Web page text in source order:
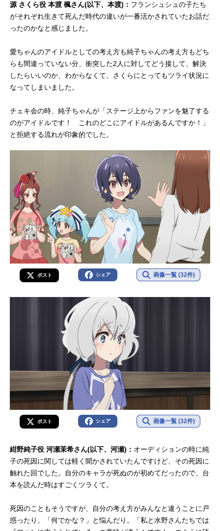
源 さくら役 本渡 楓さん(以下、本渡)： フランシュシュの子たち
がそれぞれ生きて死んだ時代の違いが一番活かされていたお話だ
ったのかなと感じました。
愛ちゃんのアイドルとしての考え方も純子ちゃんの考え方もどち
らも間違っていない分、衝突した2人に対してどう接して、解決
したらいいのか、わからなくて、さくらにとってもツライ状況に
なってしまいました。
チェキ会の時、純子ちゃんが「ステージ上からファンを魅了する
のがアイドルです！ これのどこにアイドルがあるんですか！」
と拒絶する流れが印象的でした。
ポスト シェア 画像一覧 (32件)
ポスト シェア 画像一覧 (32件)
紺野純子役 河瀬茉希さん(以下、河瀬)： オーディションの時に純
子の死因に関しては軽く聞かされていたんですけど、その死因に
触れた回でした。自分のキャラが死ぬのが初めてだったので、台
本を読んだ時はすごくツラくて。
死因のこともそうですが、自分の考え方がみんなと違うことに戸
惑ったり、「何でかな？」と悩んだり。「私と水野さんたちでは